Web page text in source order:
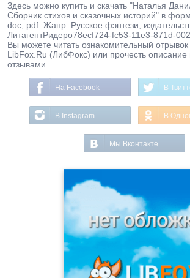
Здесь можно купить и скачать "Наталья
Сборник стихов и сказочных историй" в
doc, pdf. Жанр: Русское фэнтези,
ЛитагентРидеро78ecf724-fc53-11e3-871d-
Вы можете читать ознакомительный отрывок
LibFox.Ru (ЛибФокс) или прочесть описание
отзывами.
На Facebook В
В Instagram В
Мы Вконтакте